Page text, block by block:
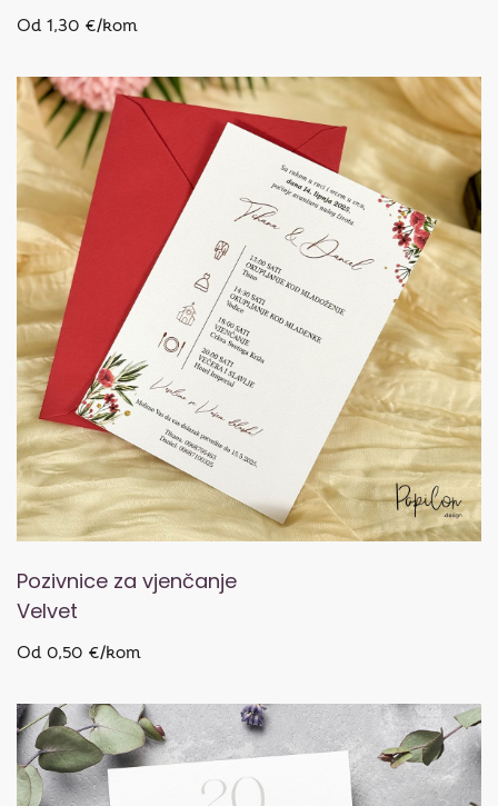
Od 1,30 €/kom
Pozivnice za vjenčanje
Velvet
Od 0,50 €/kom